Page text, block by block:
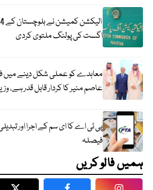
اگست کی پولنگ ملتوی کردی
معاہدے کو عملی شکل دینے میں
عاصم منیر کا کردار قابل قدر ہے،
پی ٹی اے کا ای سم کے اجرا اور
فیصلہ
ہمیں فالو کریں